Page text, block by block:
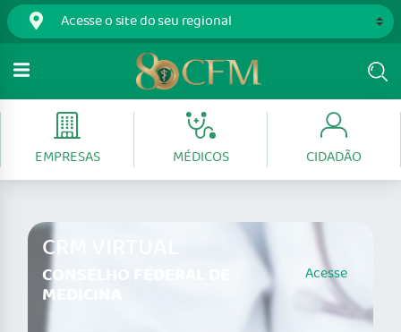
EMPRESAS MÉDICOS CIDADÃO
CRM VIRTUAL
CONSELHO FEDERAL DE
MEDICINA
Acesse